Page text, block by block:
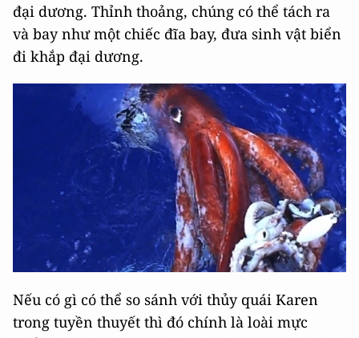
đại dương. Thỉnh thoảng, chúng có thể tách ra
và bay như một chiếc đĩa bay, đưa sinh vật biển
đi khắp đại dương.
Nếu có gì có thể so sánh với thủy quái Karen
trong tuyền thuyết thì đó chính là loài mực